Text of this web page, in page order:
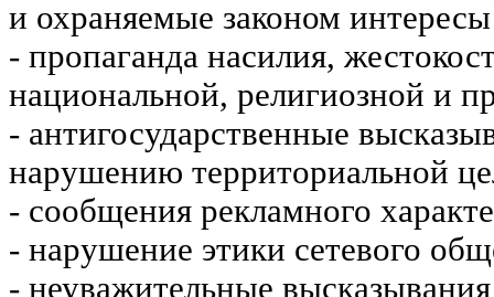
и охраняемые законом
- пропаганда насилия,
национальной, религиозной и
- антигосударственные
нарушению территориальной
- сообщения рекламного
- нарушение этики сетевого
- неуважительные